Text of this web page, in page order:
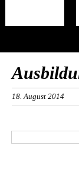
18. August 2014